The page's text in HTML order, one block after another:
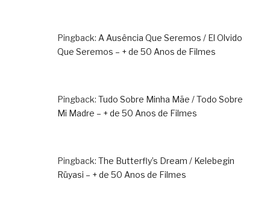
Pingback: A Ausência Que Seremos / El Olvido
Que Seremos – + de 50 Anos de Filmes
Pingback: Tudo Sobre Minha Mãe / Todo Sobre
Mi Madre – + de 50 Anos de Filmes
Pingback: The Butterfly’s Dream / Kelebegin
Rüyasi – + de 50 Anos de Filmes